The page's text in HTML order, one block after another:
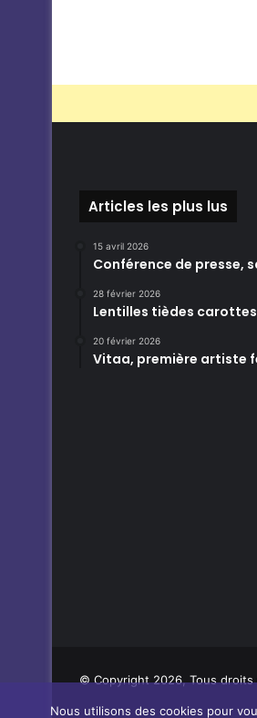
Articles les plus lus
15 avril 2026
Conférence de presse,
28 février 2026
Lentilles tièdes
20 février 2026
Vitaa, première artiste
© Copyright 2026, Tous
Nous utilisons des cookies pour